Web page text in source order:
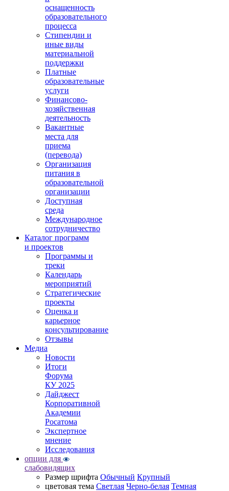
оснащенность
образовательного
процесса
Стипендии и
иные виды
материальной
поддержки
Платные
образовательные
услуги
Финансово-
хозяйственная
деятельность
Вакантные
места для
приема
(перевода)
Организация
питания в
образовательной
организации
Доступная
среда
Международное
сотрудничество
Каталог программ
и проектов
Программы и
треки
Календарь
мероприятий
Стратегические
проекты
Оценка и
карьерное
консультирование
Отзывы
Медиа
Новости
Итоги
Форума
КУ 2025
Дайджест
Корпоративной
Академии
Росатома
Экспертное
мнение
Исследования
опции для
слабовидящих
Размер шрифта Обычный Крупный
цветовая тема Светлая Черно-белая Темная